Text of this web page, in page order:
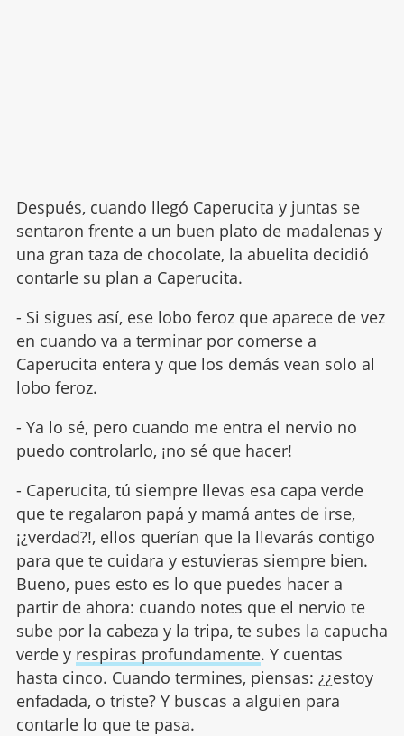
Después, cuando llegó Caperucita y juntas se
sentaron frente a un buen plato de madalenas y
una gran taza de chocolate, la abuelita decidió
contarle su plan a Caperucita.
- Si sigues así, ese lobo feroz que aparece de vez
en cuando va a terminar por comerse a
Caperucita entera y que los demás vean solo al
lobo feroz.
- Ya lo sé, pero cuando me entra el nervio no
puedo controlarlo, ¡no sé que hacer!
- Caperucita, tú siempre llevas esa capa verde
que te regalaron papá y mamá antes de irse,
¡¿verdad?!, ellos querían que la llevarás contigo
para que te cuidara y estuvieras siempre bien.
Bueno, pues esto es lo que puedes hacer a
partir de ahora: cuando notes que el nervio te
sube por la cabeza y la tripa, te subes la capucha
verde y respiras profundamente. Y cuentas
hasta cinco. Cuando termines, piensas: ¿¿estoy
enfadada, o triste? Y buscas a alguien para
contarle lo que te pasa.